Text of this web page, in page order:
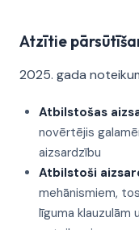
Atzītie
2025. gada
Atbilstošas
novērtējis
aizsardzību
Atbilstoši
mehānismiem,
līguma klauzulām